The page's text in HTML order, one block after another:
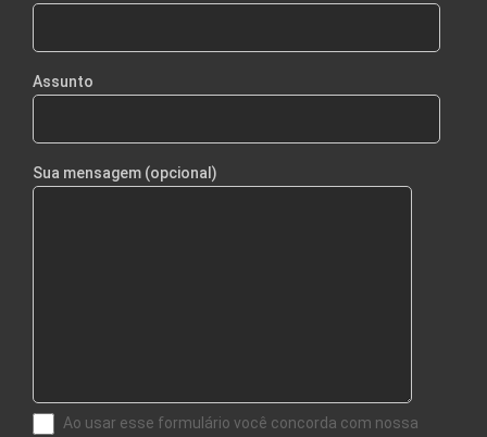
Assunto
Sua mensagem (opcional)
Ao usar esse formulário você concorda com nossa